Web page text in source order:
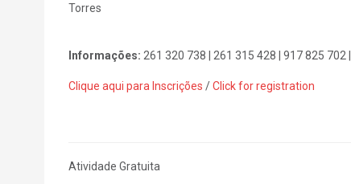
Torres
Informações: 261 320 738 | 261 315 428 | 917 825 702 |
Clique aqui para Inscrições /Click for registration
Atividade Gratuita